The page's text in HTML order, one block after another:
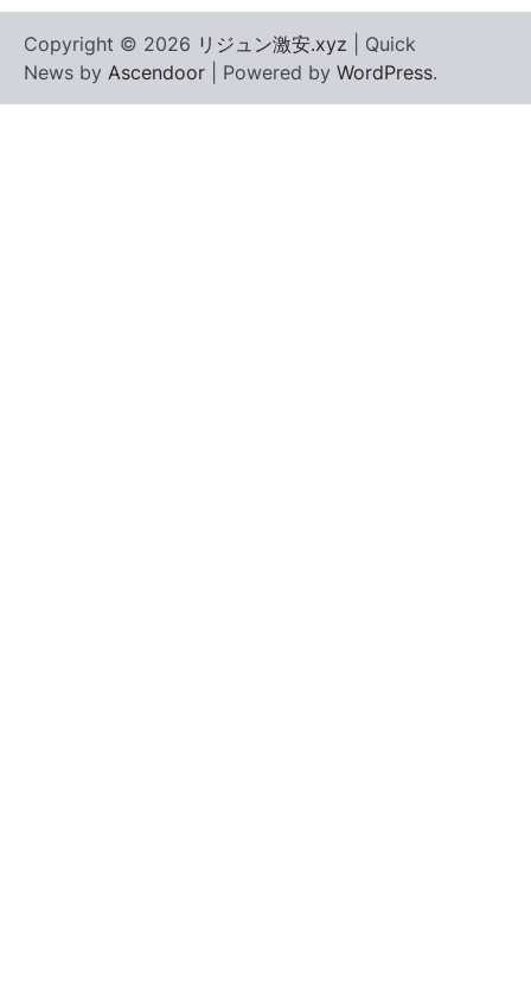
Copyright © 2026 リジュン激安.xyz | Quick
News by Ascendoor | Powered by WordPress.